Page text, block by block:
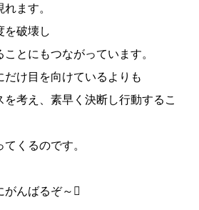
ます。
を破壊し
とにもつながっています。
だけ目を向けているよりも
考え、素早く決断し行動するこ
くるのです。
がんばるぞ～